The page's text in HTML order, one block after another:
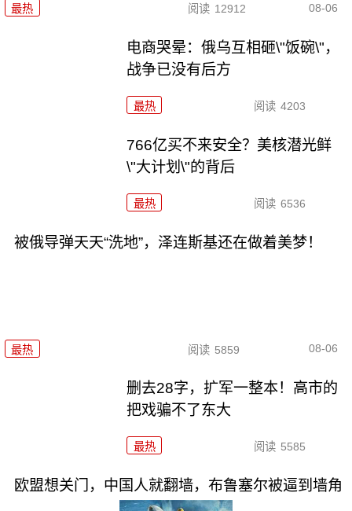
最热 阅读 12912 08-06
电商哭晕：俄乌互相砸\"饭碗\"，
战争已没有后方
最热 阅读 4203
766亿买不来安全？美核潜光鲜
\"大计划\"的背后
最热 阅读 6536
被俄导弹天天“洗地”，泽连斯基还在做着美梦！
最热 阅读 5859 08-06
删去28字，扩军一整本！高市的
把戏骗不了东大
最热 阅读 5585
欧盟想关门，中国人就翻墙，布鲁塞尔被逼到墙角